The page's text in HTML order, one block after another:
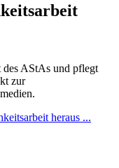
AStAs und pflegt
zur
heraus ...